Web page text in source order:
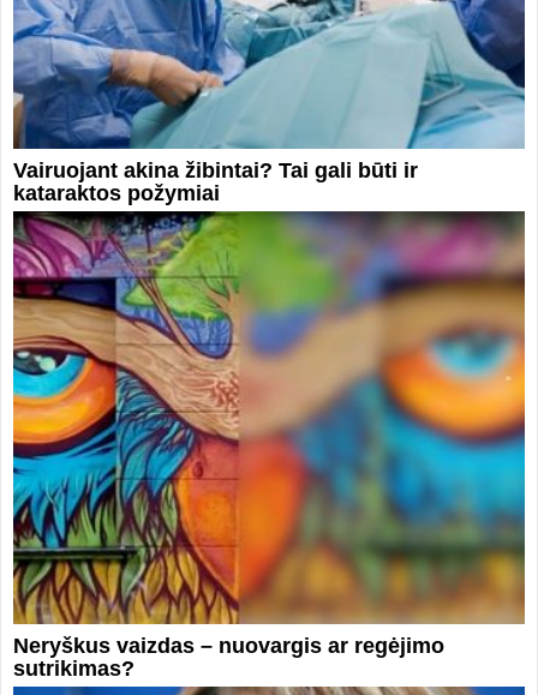
Vairuojant akina žibintai? Tai gali būti ir
kataraktos požymiai
Neryškus vaizdas – nuovargis ar regėjimo
sutrikimas?